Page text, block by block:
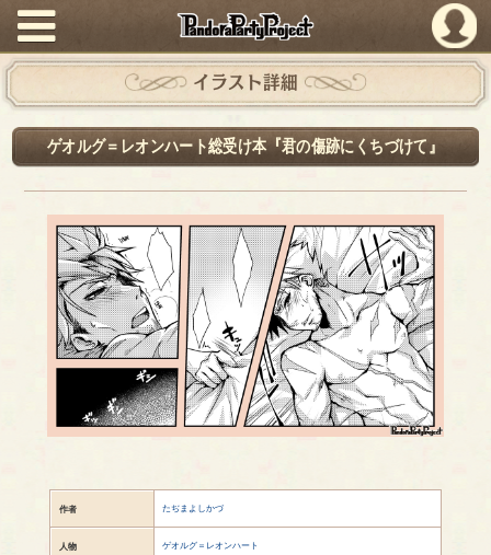
PandoraPartyProject
イラスト詳細
ゲオルグ＝レオンハート総受け本『君の傷跡にくちづけて』
作者 たぢまよしかづ
人物 ゲオルグ＝レオンハート